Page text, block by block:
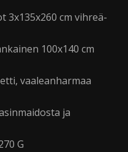
3x135x260 cm vihreä-
100x140 cm
vaaleanharmaa
ja
G